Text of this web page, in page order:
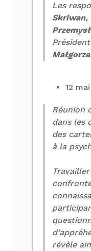
Les
Skriwan,
12 mai
Réunion
dans les
des
à la
révèle